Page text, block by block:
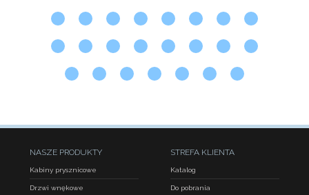
NASZE PRODUKTY
Kabiny prysznicowe
Drzwi wnękowe
STREFA KLIENTA
Katalog
Do pobrania